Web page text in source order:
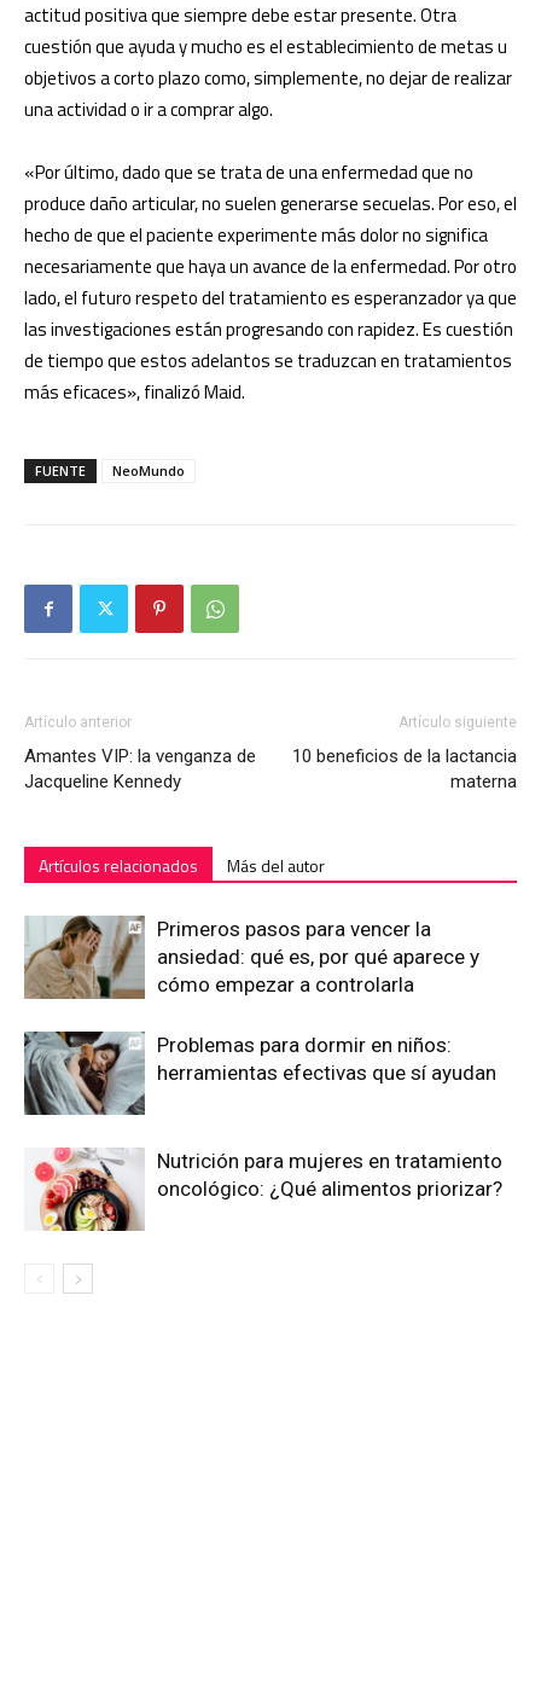
actitud positiva que siempre debe estar presente. Otra
cuestión que ayuda y mucho es el establecimiento de metas u
objetivos a corto plazo como, simplemente, no dejar de realizar
una actividad o ir a comprar algo.
«Por último, dado que se trata de una enfermedad que no
produce daño articular, no suelen generarse secuelas. Por eso, el
hecho de que el paciente experimente más dolor no significa
necesariamente que haya un avance de la enfermedad. Por otro
lado, el futuro respeto del tratamiento es esperanzador ya que
las investigaciones están progresando con rapidez. Es cuestión
de tiempo que estos adelantos se traduzcan en tratamientos
más eficaces», finalizó Maid.
FUENTE NeoMundo
Artículo anterior
Amantes VIP: la venganza de
Jacqueline Kennedy
Artículo siguiente
10 beneficios de la lactancia
materna
Artículos relacionados Más del autor
Primeros pasos para vencer la
ansiedad: qué es, por qué aparece y
cómo empezar a controlarla
Problemas para dormir en niños:
herramientas efectivas que sí ayudan
Nutrición para mujeres en tratamiento
oncológico: ¿Qué alimentos priorizar?